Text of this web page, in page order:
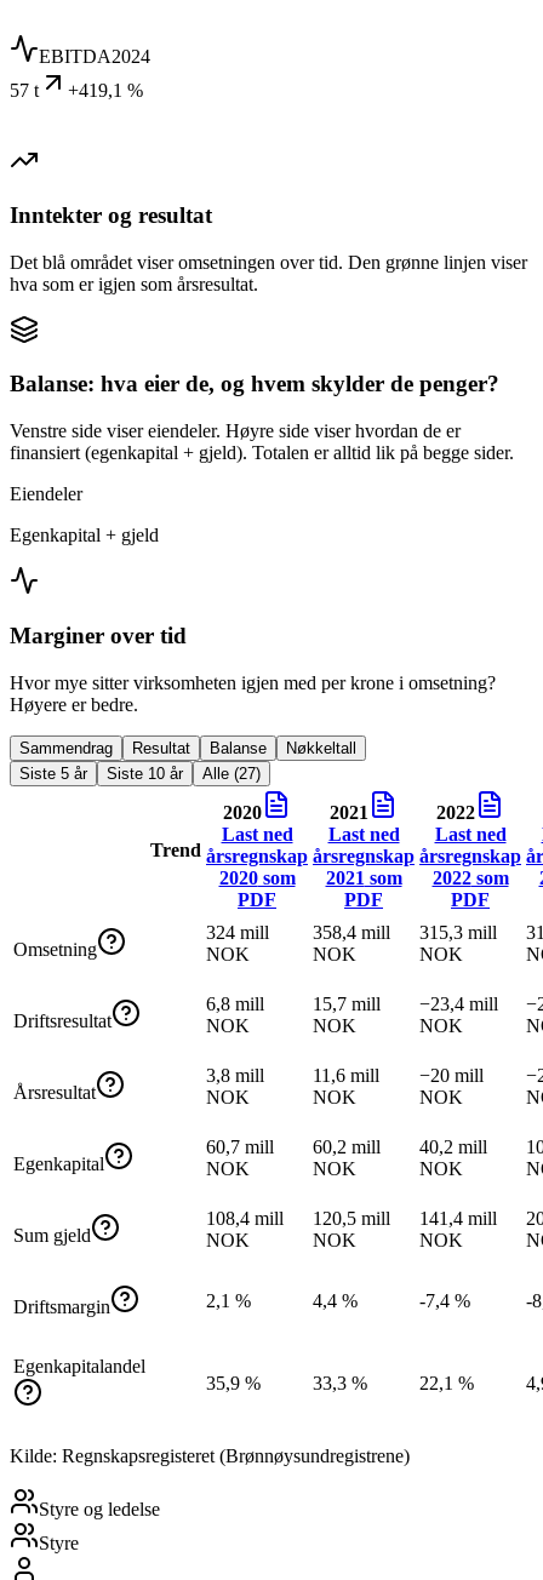
EBITDA2024
57 t
+419,1 %
Inntekter og resultat
Det blå området viser omsetningen over tid. Den grønne linjen viser
hva som er igjen som årsresultat.
Balanse: hva eier de, og hvem skylder de penger?
Venstre side viser eiendeler. Høyre side viser hvordan de er
finansiert (egenkapital + gjeld). Totalen er alltid lik på begge sider.
Eiendeler
Egenkapital + gjeld
Marginer over tid
Hvor mye sitter virksomheten igjen med per krone i omsetning?
Høyere er bedre.
Sammendrag Resultat Balanse
Nøkkeltall
Siste 5 år
Siste 10 år Alle (27)
Trend
2020
Last ned
årsregnskap
2020som
PDF
2021
Last ned
årsregnskap
2021 som
PDF
2022
Last ned
årsregnskap
2022som
PDF
Omsetning
324 mill
NOK
358,4 mill
NOK
315,3 mill
NOK
Driftsresultat
6,8 mill
NOK
15,7 mill
NOK
−23,4 mill
NOK
Årsresultat
3,8 mill
NOK
11,6 mill
NOK
−20 mill
NOK
Egenkapital
60,7 mill
NOK
60,2 mill
NOK
40,2 mill
NOK
Sum gjeld
108,4 mill
NOK
120,5 mill
NOK
141,4 mill
NOK
Driftsmargin 2,1 % 4,4 % -7,4 % -
Egenkapitalandel
35,9 %
33,3 % 22,1 %
Kilde: Regnskapsregisteret (Brønnøysundregistrene)
Styre og ledelse
Styre